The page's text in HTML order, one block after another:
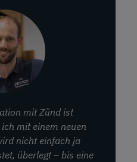
mit Zünd ist
mit einem neuen
nicht einfach ja
überlegt – bis eine